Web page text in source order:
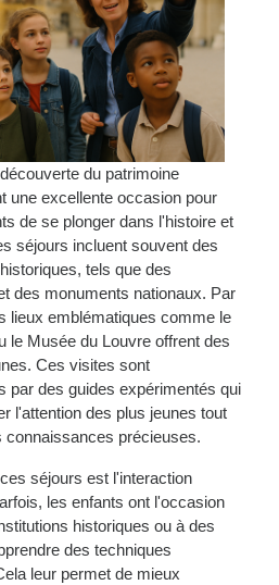
du patrimoine
une excellente occasion pour
de se plonger dans l'histoire et
séjours incluent souvent des
tels que des
des monuments nationaux. Par
lieux emblématiques comme le
le Musée du Louvre offrent des
Ces visites sont
par des guides expérimentés qui
l'attention des plus jeunes tout
connaissances précieuses.
séjours est l'interaction
les enfants ont l'occasion
historiques ou à des
des techniques
leur permet de mieux